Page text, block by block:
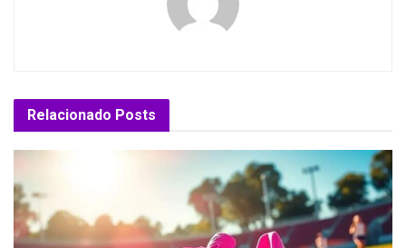
Relacionado Posts